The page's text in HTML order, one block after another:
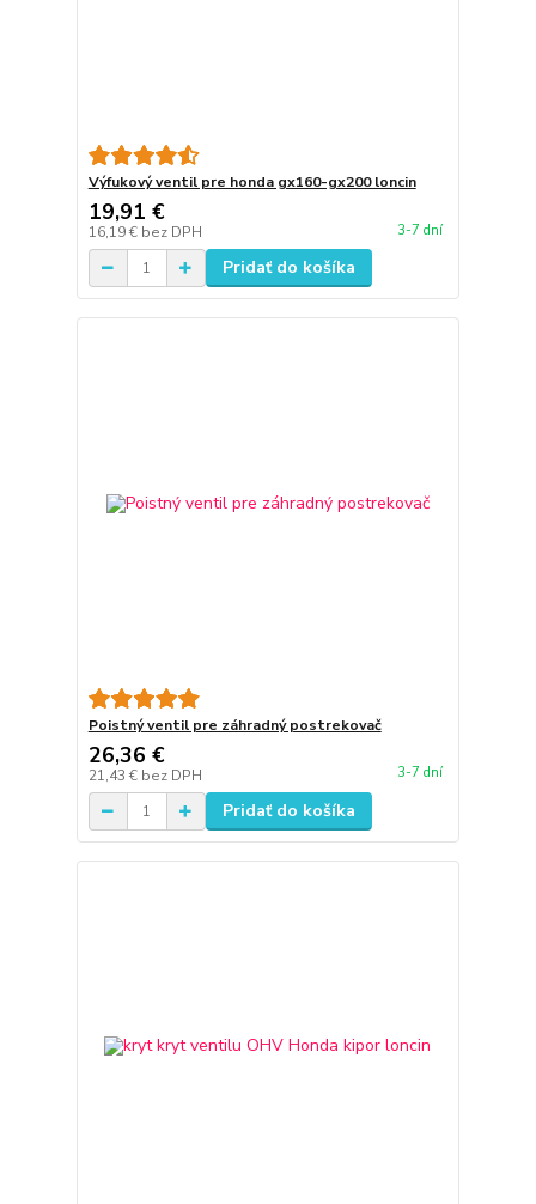
Výfukový ventil pre honda gx160-gx200 loncin
19,91 €
16,19 € bez DPH 3-7 dní
Pridať do košíka
Poistný ventil pre záhradný postrekovač
26,36 €
21,43 € bez DPH 3-7 dní
Pridať do košíka